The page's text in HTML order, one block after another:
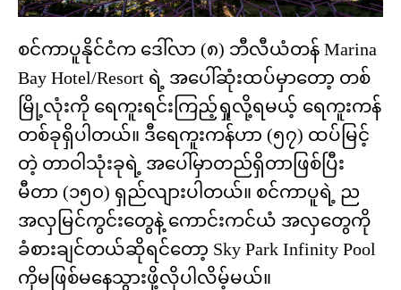
စင်ကာပူနိုင်ငံက ဒေါ်လာ (၈) ဘီလီယံတန် Marina
Bay Hotel/Resort ရဲ့ အပေါ်ဆုံးထပ်မှာတော့ တစ်
မြို့လုံးကို ရေကူးရင်းကြည့်ရှုလို့ရမယ့် ရေကူးကန်
တစ်ခုရှိပါတယ်။ ဒီရေကူးကန်ဟာ (၅၇) ထပ်မြင့်
တဲ့ တာဝါသုံးခုရဲ့ အပေါ်မှာတည်ရှိတာဖြစ်ပြီး
မီတာ (၁၅၀) ရှည်လျားပါတယ်။ စင်ကာပူရဲ့ ည
အလှမြင်ကွင်းတွေနဲ့ ကောင်းကင်ယံ အလှတွေကို
ခံစားချင်တယ်ဆိုရင်တော့ Sky Park Infinity Pool
ကိုမဖြစ်မနေသွားဖို့လိုပါလိမ့်မယ်။